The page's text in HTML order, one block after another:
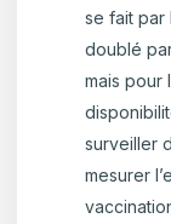
se fait par
doublé
mais pour
surveiller
mesurer